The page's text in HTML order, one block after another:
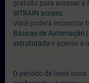
gratuito para acessar a
SITRAIN access.
Você poderá encontrar
Básicas de Automação
estruturada e acesso a
O período de teste